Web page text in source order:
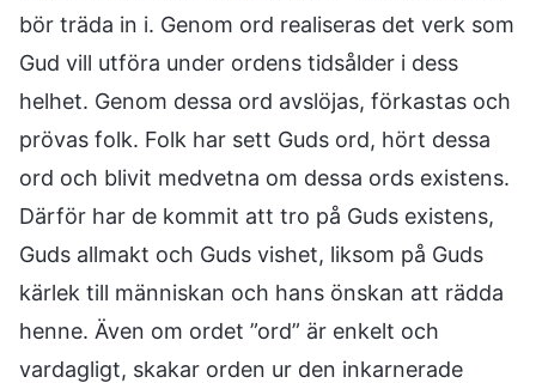
bör träda in i. Genom ord realiseras det verk som
Gud vill utföra under ordens tidsålder i dess
helhet. Genom dessa ord avslöjas, förkastas och
prövas folk. Folk har sett Guds ord, hört dessa
ord och blivit medvetna om dessa ords existens.
Därför har de kommit att tro på Guds existens,
Guds allmakt och Guds vishet, liksom på Guds
kärlek till människan och hans önskan att rädda
henne. Även om ordet ”ord” är enkelt och
vardagligt, skakar orden ur den inkarnerade